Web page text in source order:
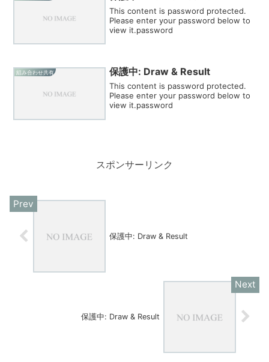
This content is password protected.
Please enter your password below to
view it.password
組み合わせ共有 保護中: Draw & Result
This content is password protected.
Please enter your password below to
view it.password
スポンサーリンク
保護中: Draw & Result
保護中: Draw & Result